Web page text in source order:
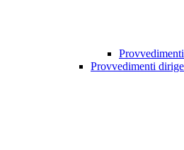
Provvedimenti